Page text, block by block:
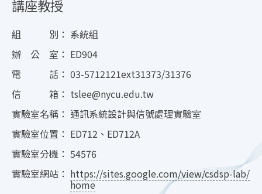
講座教授
組 別： 系統組
辦 公 室： ED904
電 話： 03-5712121ext31373/31376
信 箱： tslee@nycu.edu.tw
實驗室名稱： 通訊系統設計與信號處理實驗室
實驗室位置： ED712、ED712A
實驗室分機： 54576
實驗室網站： https://sites.google.com/view/csdsp-lab/
home